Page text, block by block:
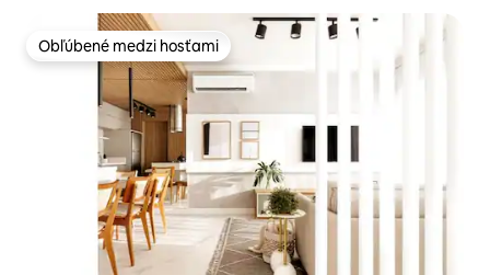
Obľúbené medzi hosťami
Obľúbené medzi hosťami